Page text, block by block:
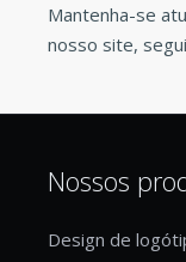
Mantenha-se
nosso site,
Nossos
Design de